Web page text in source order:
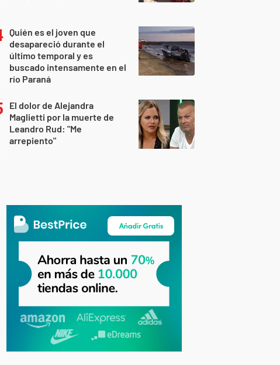
Quién es el joven que
desapareció durante el
último temporal y es
buscado intensamente en el
río Paraná
El dolor de Alejandra
Maglietti por la muerte de
Leandro Rud: "Me
arrepiento"